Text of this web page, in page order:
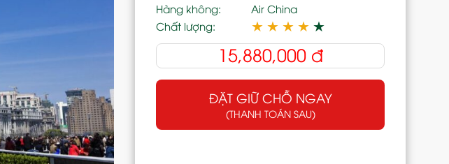
Hàng không:
Air China
Chất lượng:
★ ★ ★ ★ ★
15,880,000đ
ĐẶT GIỮ CHỖ NGAY
(THANH TOÁN SAU)